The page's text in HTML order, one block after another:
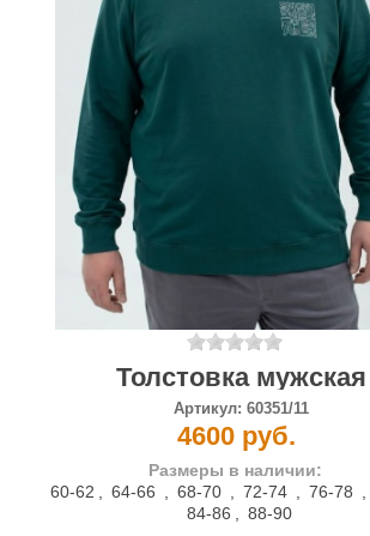
Толстовка мужская
Артикул: 60351/11
4600 руб.
Размеры в наличии:
60-62 , 64-66 , 68-70 , 72-74 , 76-78 ,
84-86 , 88-90